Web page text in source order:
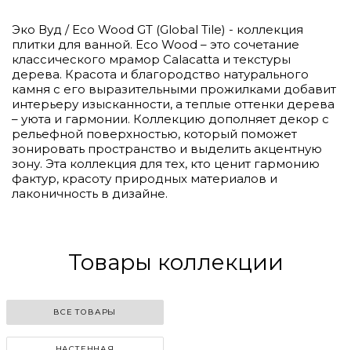
Эко Вуд / Eco Wood GT (Global Tile) - коллекция
плитки для ванной. Eco Wood – это сочетание
классического мрамор Calacatta и текстуры
дерева. Красота и благородство натурального
камня с его выразительными прожилками добавит
интерьеру изысканности, а теплые оттенки дерева
– уюта и гармонии. Коллекцию дополняет декор с
рельефной поверхностью, который поможет
зонировать пространство и выделить акцентную
зону. Эта коллекция для тех, кто ценит гармонию
фактур, красоту природных материалов и
лаконичность в дизайне.
Товары коллекции
ВСЕ ТОВАРЫ